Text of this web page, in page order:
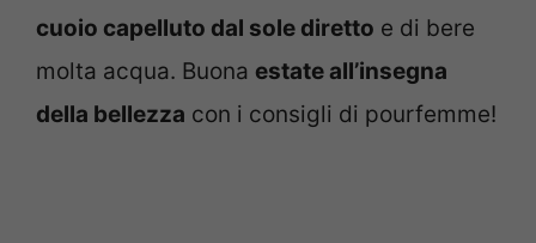
cuoio capelluto dal sole diretto e di bere
molta acqua. Buona estate all’insegna
della bellezza con i consigli di pourfemme!